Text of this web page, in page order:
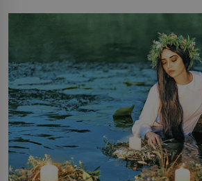
milostpaní. Stačí jenom na sukni,“
množství růžového mušelínu. „Ošidili
Vezme do ruky dřevěnou